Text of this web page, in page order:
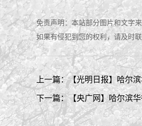
免责声明：本站部分图片和文字
如果有侵犯到您的权利，请及时
上一篇：【光明日报】哈尔
下一篇：【央广网】哈尔滨